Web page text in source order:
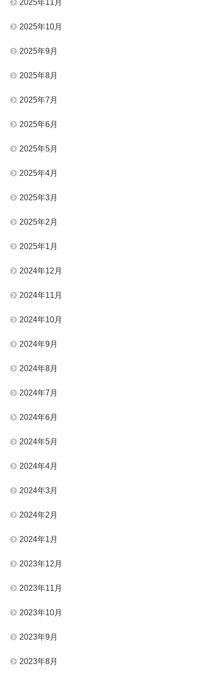
2025年11月
2025年10月
2025年9月
2025年8月
2025年7月
2025年6月
2025年5月
2025年4月
2025年3月
2025年2月
2025年1月
2024年12月
2024年11月
2024年10月
2024年9月
2024年8月
2024年7月
2024年6月
2024年5月
2024年4月
2024年3月
2024年2月
2024年1月
2023年12月
2023年11月
2023年10月
2023年9月
2023年8月